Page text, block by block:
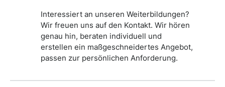
Interessiert an unseren Weiterbildungen?
Wir freuen uns auf den Kontakt. Wir hören
genau hin, beraten individuell und
erstellen ein maßgeschneidertes Angebot,
passen zur persönlichen Anforderung.